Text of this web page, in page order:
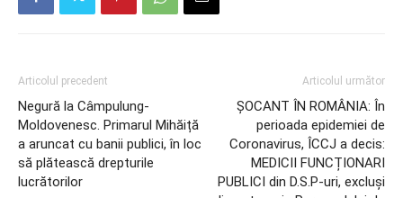
Articolul precedent
Negură la Câmpulung-
Moldovenesc. Primarul Mihăiță
a aruncat cu banii publici, în loc
să plătească drepturile
lucrătorilor
Articolul următor
ȘOCANT ÎN ROMÂNIA: În
perioada epidemiei de
Coronavirus, ÎCCJ a decis:
MEDICII FUNCȚIONARI
PUBLICI din D.S.P-uri, excluși